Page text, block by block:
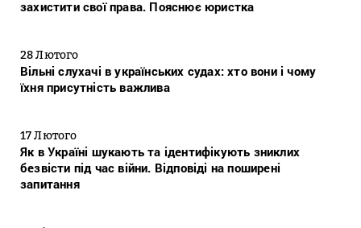
захистити свої права. Пояснює юристка
28 Лютого
Вільні слухачі в українських судах: хто вони і чому
їхня присутність важлива
17 Лютого
Як в Україні шукають та ідентифікують зниклих
безвісти під час війни. Відповіді на поширені
запитання